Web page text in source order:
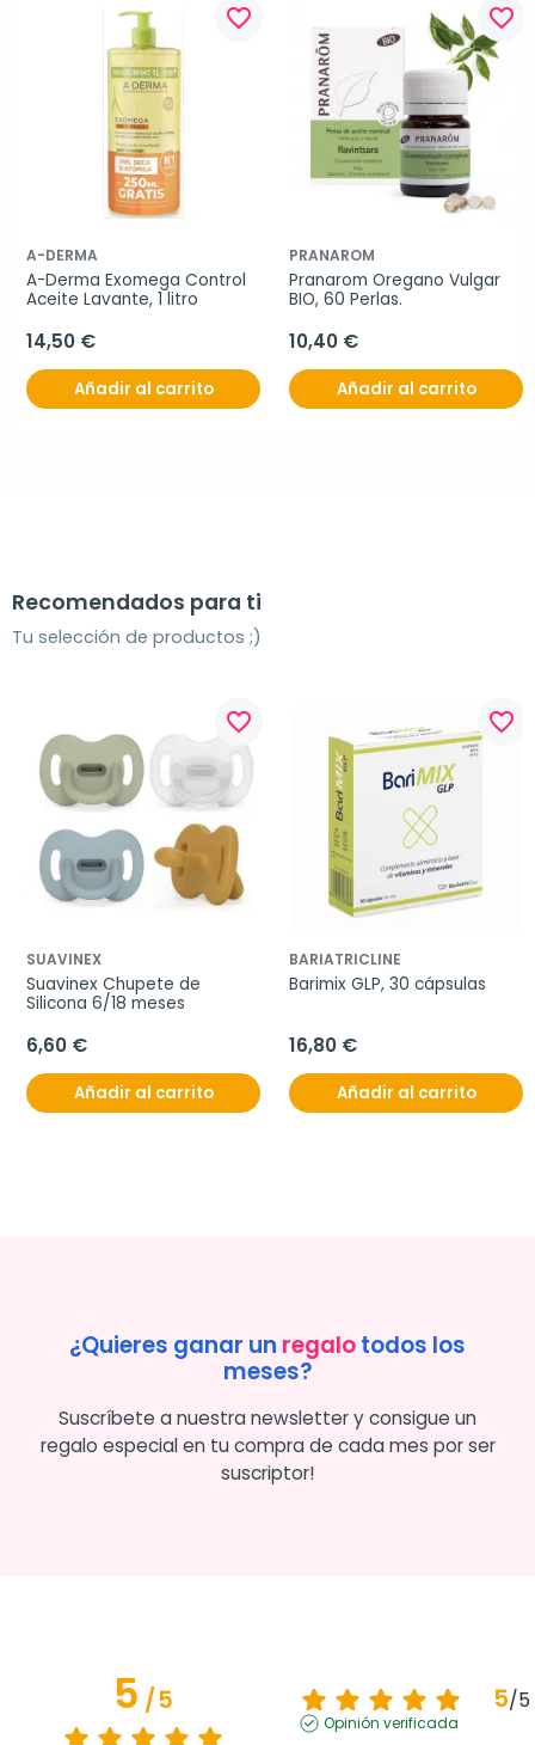
favorite_border
A-DERMA
A-Derma Exomega Control
Aceite Lavante, 1 litro
14,50 €
Añadir al carrito
favorite_border
PRANAROM
Pranarom Oregano Vulgar
BIO, 60 Perlas.
10,40 €
Añadir al carrito
Recomendados para ti
Tu selección de productos ;)
favorite_border
SUAVINEX
Suavinex Chupete de
Silicona 6/18 meses
6,60 €
Añadir al carrito
favorite_border
BARIATRICLINE
Barimix GLP, 30 cápsulas
16,80 €
Añadir al carrito
¿Quieres ganar un regalotodos los
meses?
Suscríbete a nuestra newsletter y consigue un
regalo especial en tu compra de cada mes por ser
suscriptor!
5/5 5/5
Opinión verificada